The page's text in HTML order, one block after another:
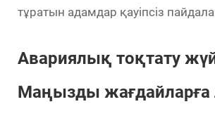
тұратын адамдар қауіпсіз
Авариялық тоқтату
Маңызды жағдайларға